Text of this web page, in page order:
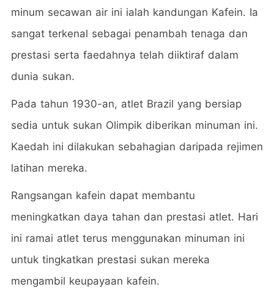
minum secawan air ini ialah kandungan Kafein. Ia
sangat terkenal sebagai penambah tenaga dan
prestasi serta faedahnya telah diiktiraf dalam
dunia sukan.
Pada tahun 1930-an, atlet Brazil yang bersiap
sedia untuk sukan Olimpik diberikan minuman ini.
Kaedah ini dilakukan sebahagian daripada rejimen
latihan mereka.
Rangsangan kafein dapat membantu
meningkatkan daya tahan dan prestasi atlet. Hari
ini ramai atlet terus menggunakan minuman ini
untuk tingkatkan prestasi sukan mereka
mengambil keupayaan kafein.